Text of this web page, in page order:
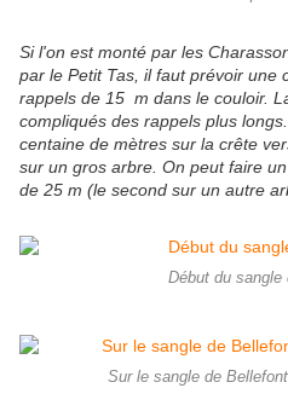
Si l'on est monté par les
par le Petit Tas, il faut prévoir une
rappels de 15 m dans le couloir.
compliqués des rappels plus
centaine de mètres sur la crête
sur un gros arbre. On peut faire
de 25 m (le second sur un autre
Début du sangle
Sur le sangle de